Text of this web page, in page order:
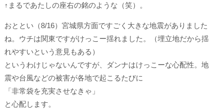
↑まるであたしの座右の銘のような（笑）。
おととい（8/16）宮城県方面ですごく大きな地震がありました
ね。ウチは関東ですがけっこー揺れました。（埋立地だから揺
れやすいという意見もある）
というわけじゃないんですが、ダンナはけっこーな心配性。地
震や台風などの被害が各地で起こるたびに
「非常袋を充実させなきゃ」
と心配します。